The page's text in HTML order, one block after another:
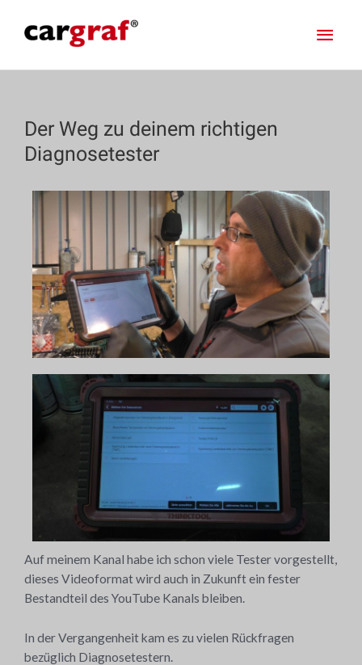
Der Weg zu deinem richtigen
Diagnosetester
Auf meinem Kanal habe ich schon viele Tester vorgestellt,
dieses Videoformat wird auch in Zukunft ein fester
Bestandteil des YouTube Kanals bleiben.
In der Vergangenheit kam es zu vielen Rückfragen
bezüglich Diagnosetestern.